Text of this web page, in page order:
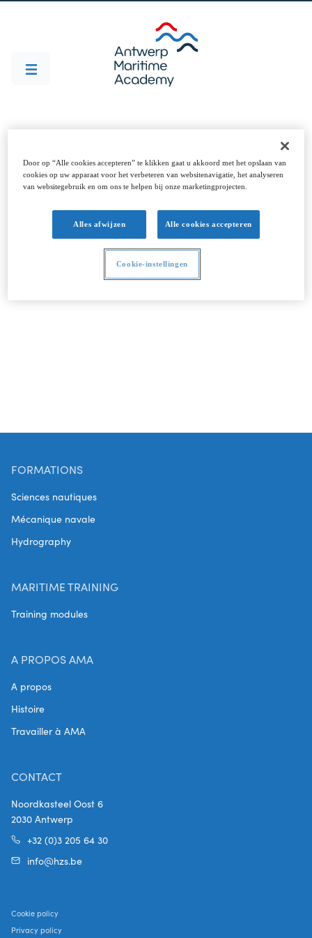
Offres d'emploi
Filtres
FORMATIONS
Sciences nautiques
Mécanique navale
Hydrography
MARITIME TRAINING
Training modules
A PROPOS AMA
A propos
Histoire
Travailler à AMA
CONTACT
Noordkasteel Oost 6
2030 Antwerp
+32 (0)3 205 64 30
info@hzs.be
Cookie policy
Privacy policy
Door op “Alle cookies accepteren” te klikken gaat u akkoord met het opslaan van
cookies op uw apparaat voor het verbeteren van websitenavigatie, het analyseren
van websitegebruik en om ons te helpen bij onze marketingprojecten.
Alles afwijzen Alle cookies accepteren
Cookie-instellingen